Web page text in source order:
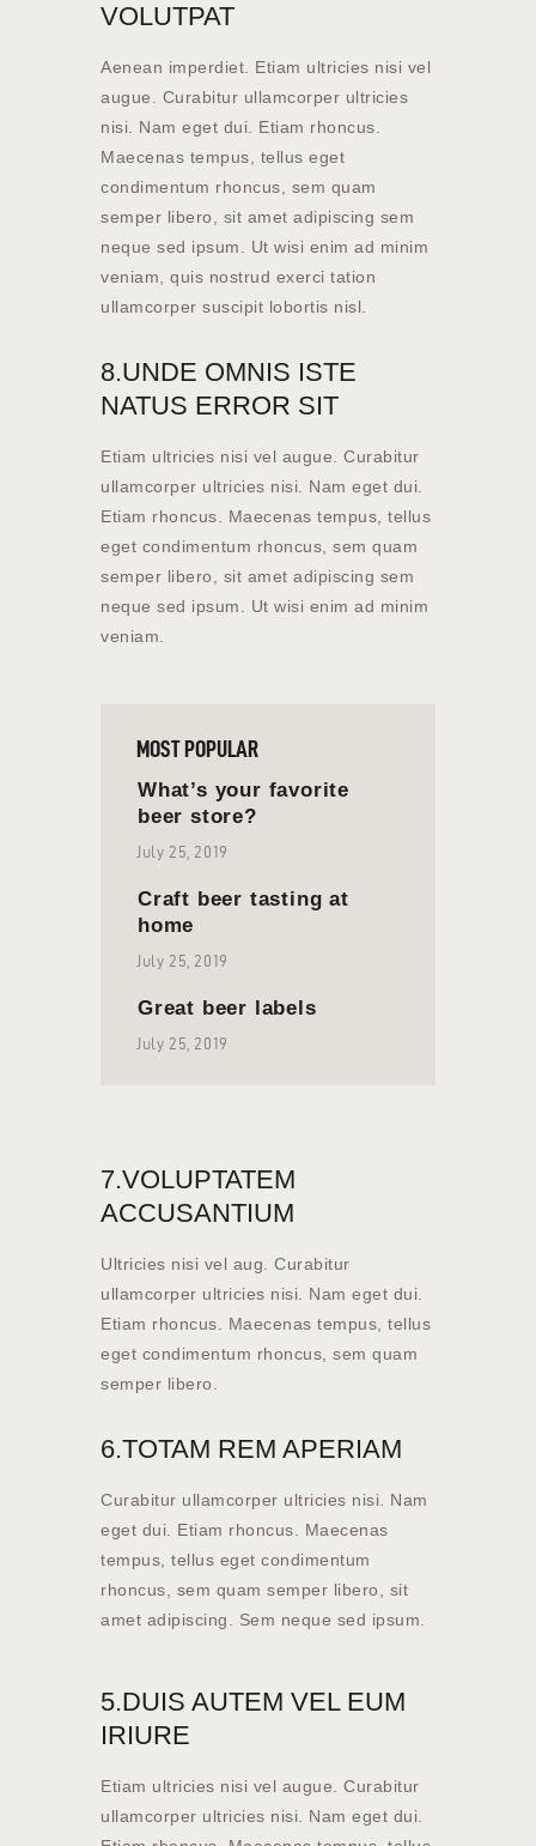
VOLUTPAT
Aenean imperdiet. Etiam ultricies nisi vel
augue. Curabitur ullamcorper ultricies
nisi. Nam eget dui. Etiam rhoncus.
Maecenas tempus, tellus eget
condimentum rhoncus, sem quam
semper libero, sit amet adipiscing sem
neque sed ipsum. Ut wisi enim ad minim
veniam, quis nostrud exerci tation
ullamcorper suscipit lobortis nisl.
8.UNDE OMNIS ISTE
NATUS ERROR SIT
Etiam ultricies nisi vel augue. Curabitur
ullamcorper ultricies nisi. Nam eget dui.
Etiam rhoncus. Maecenas tempus, tellus
eget condimentum rhoncus, sem quam
semper libero, sit amet adipiscing sem
neque sed ipsum. Ut wisi enim ad minim
veniam.
MOST POPULAR
What’s your favorite
beer store?
July 25, 2019
Craft beer tasting at
home
July 25, 2019
Great beer labels
July 25, 2019
7.VOLUPTATEM
ACCUSANTIUM
Ultricies nisi vel aug. Curabitur
ullamcorper ultricies nisi. Nam eget dui.
Etiam rhoncus. Maecenas tempus, tellus
eget condimentum rhoncus, sem quam
semper libero.
6.TOTAM REM APERIAM
Curabitur ullamcorper ultricies nisi. Nam
eget dui. Etiam rhoncus. Maecenas
tempus, tellus eget condimentum
rhoncus, sem quam semper libero, sit
amet adipiscing. Sem neque sed ipsum.
5.DUIS AUTEM VEL EUM
IRIURE
Etiam ultricies nisi vel augue. Curabitur
ullamcorper ultricies nisi. Nam eget dui.